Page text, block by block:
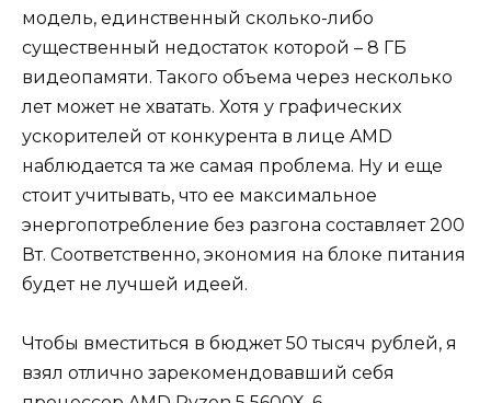
модель, единственный сколько-либо
существенный недостаток которой – 8 ГБ
видеопамяти. Такого объема через несколько
лет может не хватать. Хотя у графических
ускорителей от конкурента в лице AMD
наблюдается та же самая проблема. Ну и еще
стоит учитывать, что ее максимальное
энергопотребление без разгона составляет 200
Вт. Соответственно, экономия на блоке питания
будет не лучшей идеей.
Чтобы вместиться в бюджет 50 тысяч рублей, я
взял отлично зарекомендовавший себя